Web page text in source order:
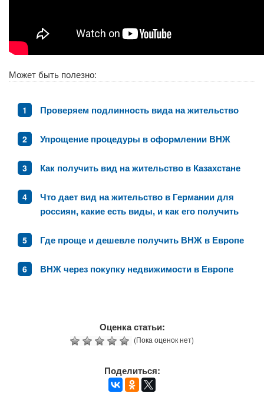
Может быть полезно:
Проверяем подлинность вида на жительство
Упрощение процедуры в оформлении ВНЖ
Как получить вид на жительство в Казахстане
Что дает вид на жительство в Германии для
россиян, какие есть виды, и как его получить
Где проще и дешевле получить ВНЖ в Европе
ВНЖ через покупку недвижимости в Европе
Оценка статьи:
(Пока оценок нет)
Поделиться: